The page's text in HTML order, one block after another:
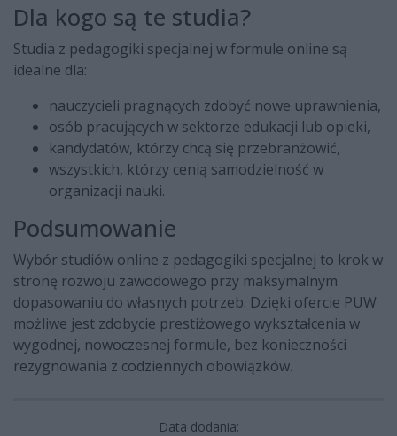
Dla kogo są te studia?
Studia z pedagogiki specjalnej w formule online są
idealne dla:
nauczycieli pragnących zdobyć nowe uprawnienia,
osób pracujących w sektorze edukacji lub opieki,
kandydatów, którzy chcą się przebranżowić,
wszystkich, którzy cenią samodzielność w
organizacji nauki.
Podsumowanie
Wybór studiów online z pedagogiki specjalnej to krok w
stronę rozwoju zawodowego przy maksymalnym
dopasowaniu do własnych potrzeb. Dzięki ofercie PUW
możliwe jest zdobycie prestiżowego wykształcenia w
wygodnej, nowoczesnej formule, bez konieczności
rezygnowania z codziennych obowiązków.
Data dodania: